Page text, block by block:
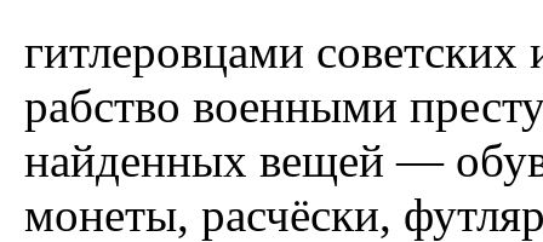
гитлеровцами
рабство военными
найденных вещей —
монеты, расчёски,